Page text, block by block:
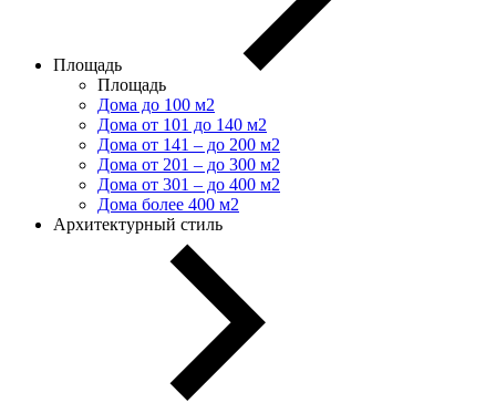
Площадь
Площадь
Дома до 100 м2
Дома от 101 до 140 м2
Дома от 141 – до 200 м2
Дома от 201 – до 300 м2
Дома от 301 – до 400 м2
Дома более 400 м2
Архитектурный стиль